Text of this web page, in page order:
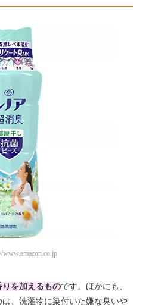
www.amazon.co.jp
を加えるものです。ほかにも、
、洗濯物に染付いた嫌な臭いや